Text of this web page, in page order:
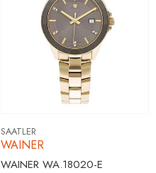
SAATLER
WAINER
WAINER WA.18020-E